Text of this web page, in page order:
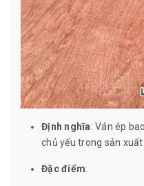
Định nghĩa: Ván ép
chủ yếu trong sản xuất
Đặc điểm: